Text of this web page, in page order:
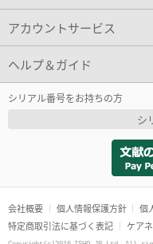
アカウントサービス
ヘルプ＆ガイド
シリアル番号をお持ちの方
シ
会社概要 個人情報保護方針
個
特定商取引法に基づく表記
ケア